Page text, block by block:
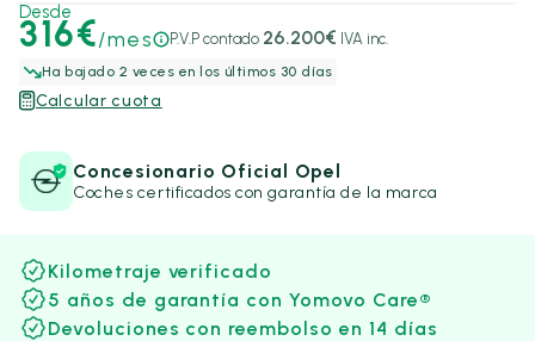
Desde
316€/mes P.V.P contado 26.200€ IVA inc.
Ha bajado 2 veces en los últimos 30 días
Calcular cuota
Concesionario Oficial Opel
Coches certificados con garantía de la marca
Kilometraje verificado
5 años de garantía con Yomovo Care®
Devoluciones con reembolso en 14 días